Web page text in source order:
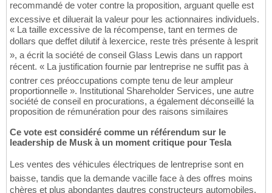
recommandé de voter contre la proposition, arguant quelle est
excessive et diluerait la valeur pour les actionnaires individuels.
« La taille excessive de la récompense, tant en termes de
dollars que deffet dilutif à lexercice, reste très présente à lesprit
», a écrit la société de conseil Glass Lewis dans un rapport
récent. « La justification fournie par lentreprise ne suffit pas à
contrer ces préoccupations compte tenu de leur ampleur
proportionnelle ». Institutional Shareholder Services, une autre
société de conseil en procurations, a également déconseillé la
proposition de rémunération pour des raisons similaires
Ce vote est considéré comme un référendum sur le
leadership de Musk à un moment critique pour Tesla
Les ventes des véhicules électriques de lentreprise sont en
baisse, tandis que la demande vacille face à des offres moins
chères et plus abondantes dautres constructeurs automobiles.